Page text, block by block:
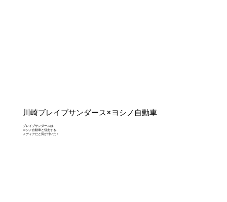
川崎ブレイブサンダース×ヨシノ自動車
ブレイブサンダースは、
ヨシノ自動車と併走する、
メディアだと気が付いた！